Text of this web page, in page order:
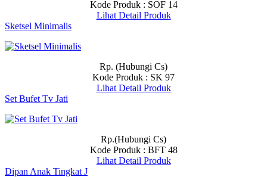
Kode Produk : SOF 14
Lihat Detail Produk
Sketsel Minimalis
Rp. (Hubungi Cs)
Kode Produk : SK 97
Lihat Detail Produk
Set Bufet Tv Jati
Rp.(Hubungi Cs)
Kode Produk : BFT 48
Lihat Detail Produk
Dipan Anak Tingkat J